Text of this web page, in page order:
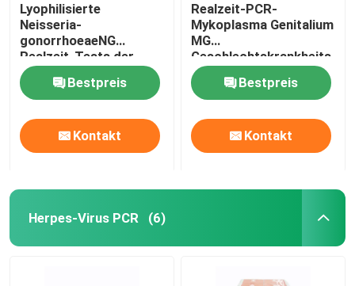
Lyophilisierte
Neisseria-
gonorrhoeaeNG
Realzeit-Tests der
PCR-Entdeckungs-
Ausrüstungs-
96/Ausrüstung
Bestpreis
Kontakt
Realzeit-PCR-
Mykoplasma Genitalium
MG
Geschlechtskrankheits-
WTI-Test Kit
Lyophilized 48
Tests/Ausrüstung
Bestpreis
Kontakt
Herpes-Virus PCR (6)